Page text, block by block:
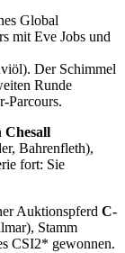
Global
mit Eve Jobs und
Der Schimmel
Runde
Parcours.
Chesall
Bahrenfleth),
fort: Sie
Auktionspferd C-
Stamm
CSI2* gewonnen.